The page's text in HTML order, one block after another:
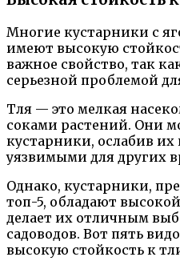
Многие кустарники с
имеют высокую
важное свойство, так
серьезной проблемой
Тля — это мелкая
соками растений. Они
кустарники, ослабив их
уязвимыми для других
Однако, кустарники,
топ-5, обладают
делает их отличным
садоводов. Вот пять
высокую стойкость к